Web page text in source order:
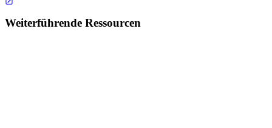
Weiterführende Ressourcen